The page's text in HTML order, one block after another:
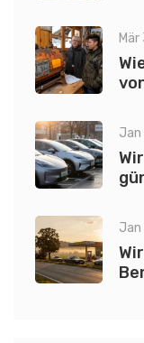
Mär
Jan
Jan